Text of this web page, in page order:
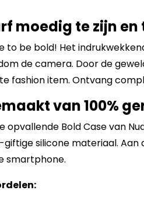
moedig te zijn
to be bold! Het
de camera. Door de
fashion item. Ontvang
van 100%
opvallende Bold Case van
giftige silicone materiaal.
smartphone.